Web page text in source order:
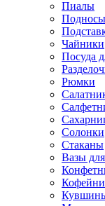
Пиалы
Подносы
Чайники
Посуда
Рюмки
Солонки
Стаканы
Вазы